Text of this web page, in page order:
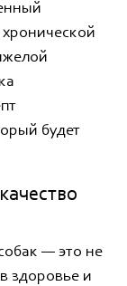
будет
— это не
здоровье и